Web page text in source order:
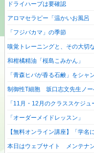
ドライハーブは要確認
アロマセラピー「温かいお風呂
「フジバカマ」の季節
嗅覚トレーニングと、その大切
和柑橘精油「桜島こみかん」
「青森ヒバが香る石鹸」をシャ
制御性T細胞 坂口志文先生ノー
「11月・12月のクラススケジュ
「オーダーメイドレッスン」
【無料オンライン講座】「学名
本日はウェブサイト メンテナ